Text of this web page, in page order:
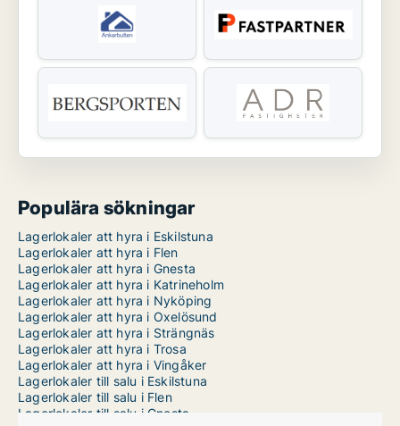
Populära sökningar
Lagerlokaler att hyra i Eskilstuna
Lagerlokaler att hyra i Flen
Lagerlokaler att hyra i Gnesta
Lagerlokaler att hyra i Katrineholm
Lagerlokaler att hyra i Nyköping
Lagerlokaler att hyra i Oxelösund
Lagerlokaler att hyra i Strängnäs
Lagerlokaler att hyra i Trosa
Lagerlokaler att hyra i Vingåker
Lagerlokaler till salu i Eskilstuna
Lagerlokaler till salu i Flen
Lagerlokaler till salu i Gnesta